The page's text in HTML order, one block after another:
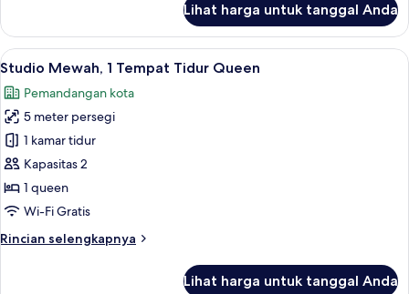
ke
kolam
renang
Apartemen
Mewah,
1
Tidur
King,
akses
ke
kolam
renang
Lihat harga untuk tanggal Anda
Lihat
semua
foto
untuk
Studio
Mewah,
1
Tempat
Queen
Studio Mewah, 1 Tempat Tidur
50
Studio Mewah, 1 Tempat Tidur Queen
Pemandangan kota
5 meter persegi
1 kamar tidur
Kapasitas 2
1 queen
Wi-Fi Gratis
Rincian selengkapnya
Rincian
Lihat harga untuk tanggal Anda